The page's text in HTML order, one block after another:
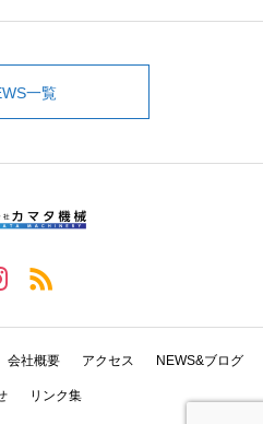
一覧
会社概要 アクセス NEWS&ブログ
リンク集